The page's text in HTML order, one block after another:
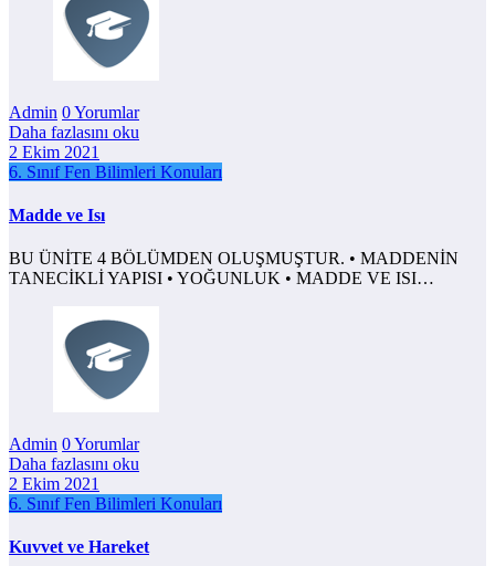
Admin 0 Yorumlar
Daha fazlasını oku
2 Ekim 2021
6. Sınıf Fen Bilimleri Konuları
Madde ve Isı
BU ÜNİTE 4 BÖLÜMDEN OLUŞMUŞTUR. • MADDENİN
TANECİKLİ YAPISI • YOĞUNLUK • MADDE VE ISI…
Admin 0 Yorumlar
Daha fazlasını oku
2 Ekim 2021
6. Sınıf Fen Bilimleri Konuları
Kuvvet ve Hareket